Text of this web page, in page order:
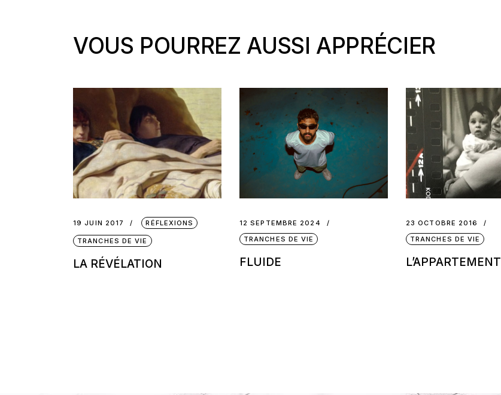
VOUS POURREZ AUSSI APPRÉCIER
19 JUIN 2017 RÉFLEXIONS
TRANCHES DE VIE
LA RÉVÉLATION
12 SEPTEMBRE 2024
TRANCHES DE VIE
FLUIDE
23 OCTOBRE 2016
TRANCHES DE VIE
L’APPARTEMENT